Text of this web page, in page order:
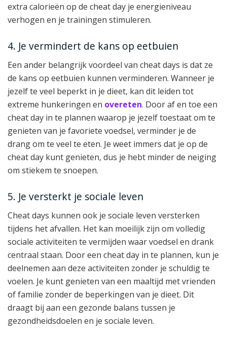
extra calorieën op de cheat day je energieniveau
verhogen en je trainingen stimuleren.
4. Je vermindert de kans op eetbuien
Een ander belangrijk voordeel van cheat days is dat ze
de kans op eetbuien kunnen verminderen. Wanneer je
jezelf te veel beperkt in je dieet, kan dit leiden tot
extreme hunkeringen en overeten. Door af en toe een
cheat day in te plannen waarop je jezelf toestaat om te
genieten van je favoriete voedsel, verminder je de
drang om te veel te eten. Je weet immers dat je op de
cheat day kunt genieten, dus je hebt minder de neiging
om stiekem te snoepen.
5. Je versterkt je sociale leven
Cheat days kunnen ook je sociale leven versterken
tijdens het afvallen. Het kan moeilijk zijn om volledig
sociale activiteiten te vermijden waar voedsel en drank
centraal staan. Door een cheat day in te plannen, kun je
deelnemen aan deze activiteiten zonder je schuldig te
voelen. Je kunt genieten van een maaltijd met vrienden
of familie zonder de beperkingen van je dieet. Dit
draagt bij aan een gezonde balans tussen je
gezondheidsdoelen en je sociale leven.